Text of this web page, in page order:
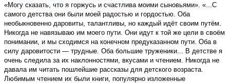
«Могу сказать, что я горжусь и счастлива моими сыновьями». «...С
самого детства они были моей радостью и гордостью. Оба
необыкновенно даровиты, талантливы, но каждый идёт своим путём.
Никогда не навязываю им моего пути. Они идут к той же цели в своём
понимании, и мы сходимся на конечном предуказанном пути. Оба в
силу даровитости — трудные. Оба большие труженики... В детстве я
очень следила за их наклонностями, вкусами и чтением. Никогда не
давала им читать пошлейшие рассказы для детского возраста.
Любимым чтением их были книги, популярно изложенные